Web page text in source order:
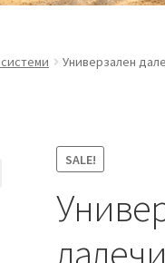
Универзален
SALE!